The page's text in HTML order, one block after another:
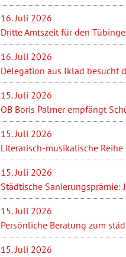
16. Juli 2026
Dritte Amtszeit für den
16. Juli 2026
Delegation aus Iklad besucht
15. Juli 2026
OB Boris Palmer empfängt
15. Juli 2026
Literarisch-musikalische
15. Juli 2026
Städtische Sanierungsprämie:
15. Juli 2026
Persönliche Beratung zum
15. Juli 2026